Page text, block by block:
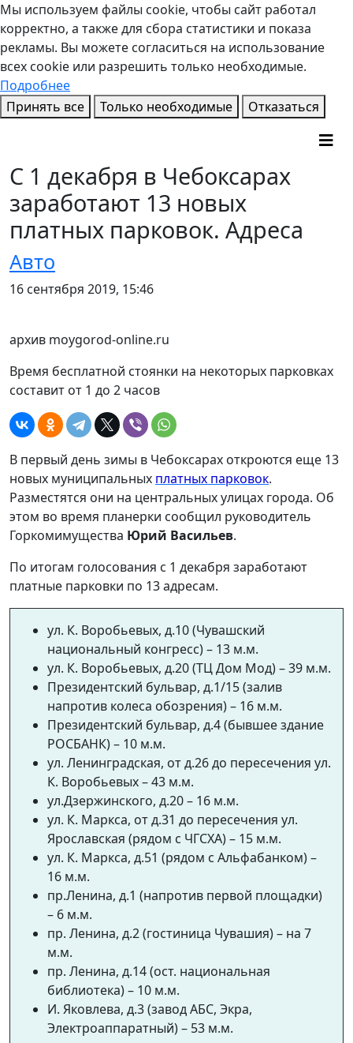
Мы используем файлы cookie, чтобы сайт работал
корректно, а также для сбора статистики и показа
рекламы. Вы можете согласиться на использование
всех cookie или разрешить только необходимые.
Подробнее
Принять все
Только необходимые Отказаться
С 1 декабря в Чебоксарах
заработают 13 новых
платных парковок. Адреса
Авто
16 сентября 2019, 15:46
архив moygorod-online.ru
Время бесплатной стоянки на некоторых парковках
составит от 1 до 2 часов
В первый день зимы в Чебоксарах откроются еще 13
новых муниципальных платных парковок.
Разместятся они на центральных улицах города. Об
этом во время планерки сообщил руководитель
Горкомимущества Юрий Васильев.
По итогам голосования с 1 декабря заработают
платные парковки по 13 адресам.
ул. К. Воробьевых, д.10 (Чувашский
национальный конгресс) – 13 м.м.
ул. К. Воробьевых, д.20 (ТЦ Дом Мод) – 39 м.м.
Президентский бульвар, д.1/15 (залив
напротив колеса обозрения) – 16 м.м.
Президентский бульвар, д.4 (бывшее здание
РОСБАНК) – 10 м.м.
ул. Ленинградская, от д.26 до пересечения ул.
К. Воробьевых – 43 м.м.
ул.Дзержинского, д.20 – 16 м.м.
ул. К. Маркса, от д.31 до пересечения ул.
Ярославская (рядом с ЧГСХА) – 15 м.м.
ул. К. Маркса, д.51 (рядом с Альфабанком) –
16 м.м.
пр.Ленина, д.1 (напротив первой площадки)
– 6 м.м.
пр. Ленина, д.2 (гостиница Чувашия) – на 7
м.м.
пр. Ленина, д.14 (ост. национальная
библиотека) – 10 м.м.
И. Яковлева, д.3 (завод АБС, Экра,
Электроаппаратный) – 53 м.м.